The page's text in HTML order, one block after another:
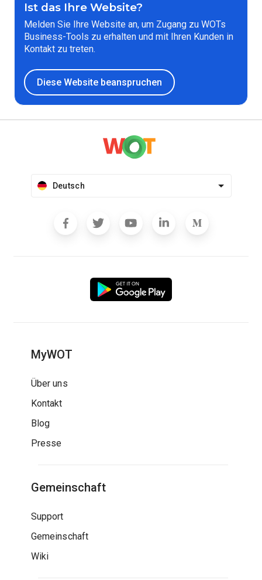
Ist das Ihre Website?
Melden Sie Ihre Website an, um Zugang zu WOTs
Business-Tools zu erhalten und mit Ihren Kunden in
Kontakt zu treten.
Diese Website beanspruchen
Deutsch
MyWOT
Über uns
Kontakt
Blog
Presse
Gemeinschaft
Support
Gemeinschaft
Wiki